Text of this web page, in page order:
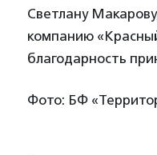
Светлану
компанию
благодарность
Фото: БФ